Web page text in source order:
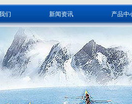
们 新闻资讯 产品中